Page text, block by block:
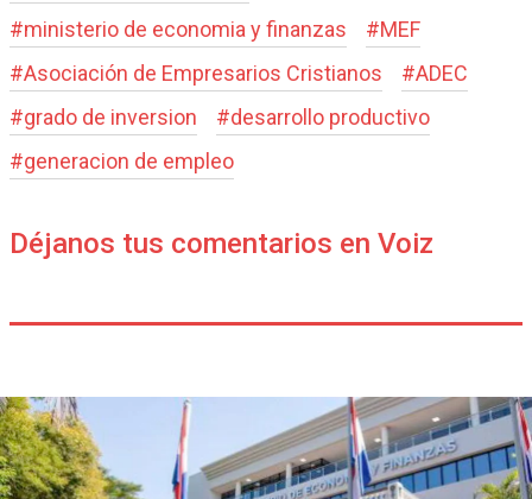
#ministerio de economia y finanzas #MEF
#Asociación de Empresarios Cristianos #ADEC
#grado de inversion #desarrollo productivo
#generacion de empleo
Déjanos tus comentarios en Voiz